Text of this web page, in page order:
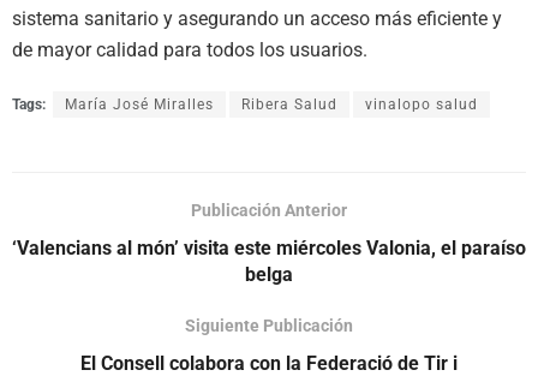
sistema sanitario y asegurando un acceso más eficiente y
de mayor calidad para todos los usuarios.
Tags: María José Miralles Ribera Salud vinalopo salud
Publicación Anterior
‘Valencians al món’ visita este miércoles Valonia, el paraíso
belga
Siguiente Publicación
El Consell colabora con la Federació de Tir i